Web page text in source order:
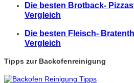
Die besten Brotback-
Vergleich
Die besten Fleisch-
Vergleich
Tipps zur Backofenreinigung